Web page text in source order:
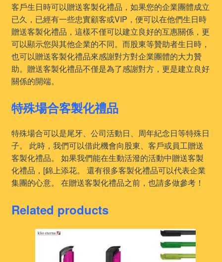
客戶生日時可以贈送客製化禮品，如果您的企業團體成立
已久，已經有一些忠實顧客或VIP，便可以在他們生日時
贈送客製化禮品，這樣不僅可以建立良好的互惠關係，更
可以顯示您與其他企業的不同。而股東等贊助者生日時，
也可以贈送客製化禮品來感謝對方對企業團體的大力贊
助。贈送客製化禮品不僅是為了感謝對方，更是建立良好
關係的開端。
特殊場合客製化禮品
特殊場合可以是尾牙、公司活動日、周年紀念日等特殊日
子。 此時，我們可以借此機會向股東、客戶或員工贈送
客製化禮品。 如果我們能在生動活潑的活動中贈送客製
化禮品，[錦上添花。 還有很多客製化禮品可以代表企業
集團的心意。 在贈送客製化禮品之前，也請多做參考！
Related products